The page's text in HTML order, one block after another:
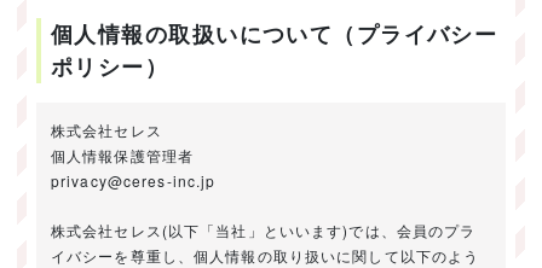
個人情報の取扱いについて（プライバシー
ポリシー）
株式会社セレス
個人情報保護管理者
privacy@ceres-inc.jp
株式会社セレス(以下「当社」といいます)では、会員のプラ
イバシーを尊重し、個人情報の取り扱いに関して以下のよう